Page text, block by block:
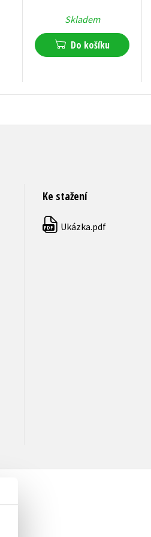
Skladem
Do košíku
Ke stažení
PDF Ukázka.pdf